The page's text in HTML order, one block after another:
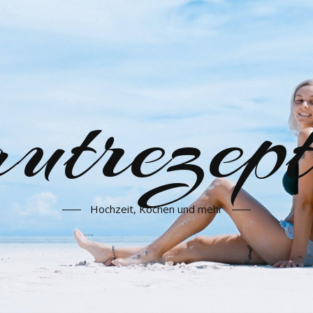
Hochzeit, Kochen und mehr